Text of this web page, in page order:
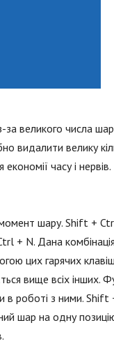
великого числа
видалити велику
часу і нервів.
шару. Shift +
+ N. Дана
цих гарячих
вище всіх інших.
в роботі з ними.
шар на одну